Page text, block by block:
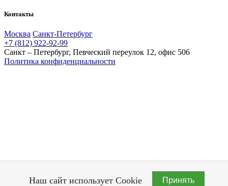
Контакты
Москва Санкт-Петербург
+7 (812) 922-92-99
Санкт – Петербург, Певческий переулок 12, офис 506
Политика конфиденциальности
Наш сайт использует Cookie Принять